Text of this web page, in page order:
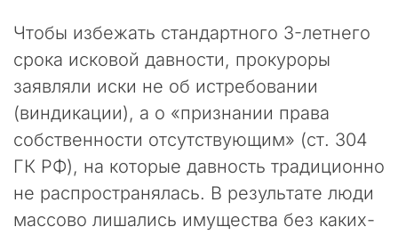
Чтобы избежать стандартного 3-летнего
срока исковой давности, прокуроры
заявляли иски не об истребовании
(виндикации), а о «признании права
собственности отсутствующим» (ст. 304
ГК РФ), на которые давность традиционно
не распространялась. В результате люди
массово лишались имущества без каких-
о
с
а
л
и
н
г
о
в